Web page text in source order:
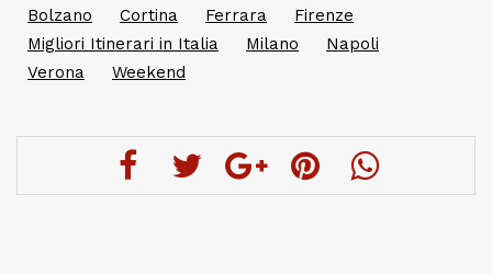
Bolzano Cortina Ferrara
Firenze
Migliori Itinerari in Italia
Milano
Napoli
Verona
Weekend